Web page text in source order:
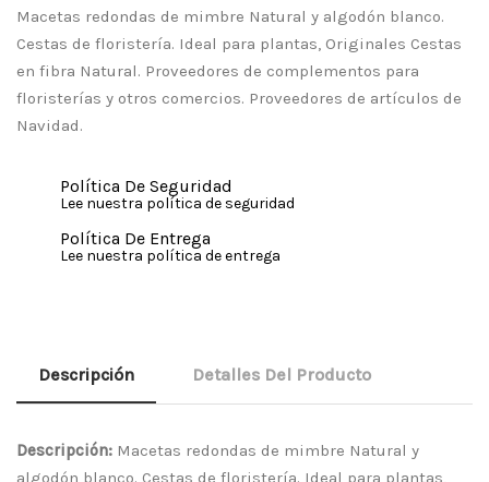
Macetas redondas de mimbre Natural y algodón blanco.
Cestas de floristería. Ideal para plantas, Originales Cestas
en fibra Natural. Proveedores de complementos para
floristerías y otros comercios. Proveedores de artículos de
Navidad.
Política De Seguridad
Lee nuestra política de seguridad
Política De Entrega
Lee nuestra política de entrega
Descripción Detalles Del Producto
Descripción: Macetas redondas de mimbre Natural y
algodón blanco. Cestas de floristería. Ideal para plantas,